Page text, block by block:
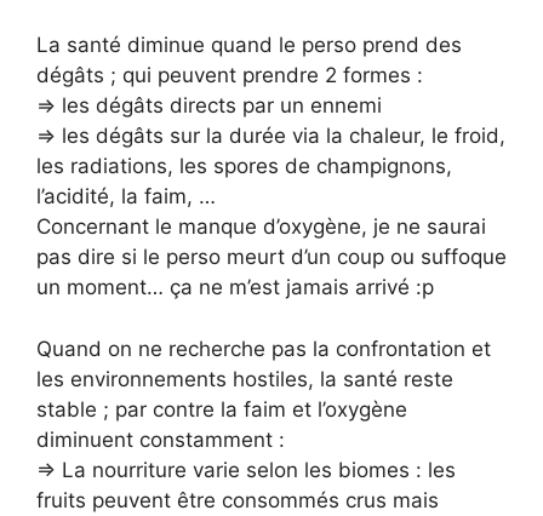
La santé diminue quand le perso prend des
dégâts ; qui peuvent prendre 2 formes :
=> les dégâts directs par un ennemi
=> les dégâts sur la durée via la chaleur, le froid,
les radiations, les spores de champignons,
l’acidité, la faim, …
Concernant le manque d’oxygène, je ne saurai
pas dire si le perso meurt d’un coup ou suffoque
un moment… ça ne m’est jamais arrivé :p
Quand on ne recherche pas la confrontation et
les environnements hostiles, la santé reste
stable ; par contre la faim et l’oxygène
diminuent constamment :
=> La nourriture varie selon les biomes : les
fruits peuvent être consommés crus mais